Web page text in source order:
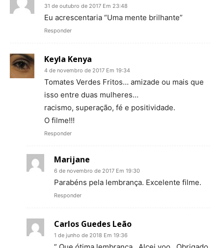
31 de outubro de 2017 Em 23:48
Eu acrescentaria “Uma mente brilhante”
Responder
Keyla Kenya
4 de novembro de 2017 Em 19:34
Tomates Verdes Fritos… amizade ou mais que
isso entre duas mulheres…
racismo, superação, fé e positividade.
O filme!!!
Responder
Marijane
6 de novembro de 2017 Em 19:30
Parabéns pela lembrança. Excelente filme.
Responder
Carlos Guedes Leão
1 de junho de 2018 Em 19:36